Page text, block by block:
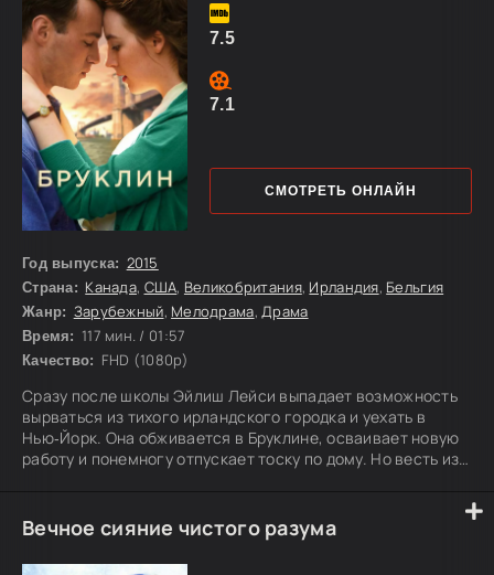
Год выпуска: 2015
Страна: Канада, США, Великобритания, Ирландия, Бельгия
Жанр: Зарубежный, Мелодрама,Драма
Время: 117 мин. / 01:57
Качество: FHD (1080p)
Сразу после школы Эйлиш Лейси выпадает возможность
вырваться из тихого ирландского городка и уехать в
Нью‑Йорк. Она обживается в Бруклине, осваивает новую
работу и понемногу отпускает тоску по дому. Но весть из
или строить жизнь в Америке.
СМОТРЕТЬ ОНЛАЙН
7.5
7.1
Вечное сияние чистого разума